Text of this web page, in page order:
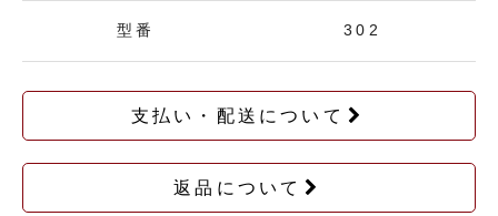
型番 302
支払い・配送について
返品について